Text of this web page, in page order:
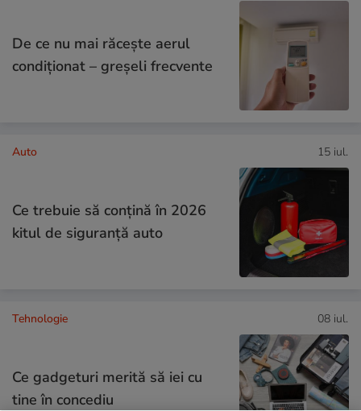
De ce nu mai răcește aerul
condiționat – greșeli frecvente
Auto 15 iul.
Ce trebuie să conţină în 2026
kitul de siguranţă auto
Tehnologie 08 iul.
Ce gadgeturi merită să iei cu
tine în concediu